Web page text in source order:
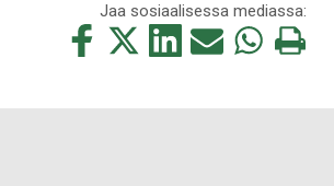
Jaa sosiaalisessa mediassa:
Jaa
Jaa
Jaa
Jaa
Jaa
Tulosta